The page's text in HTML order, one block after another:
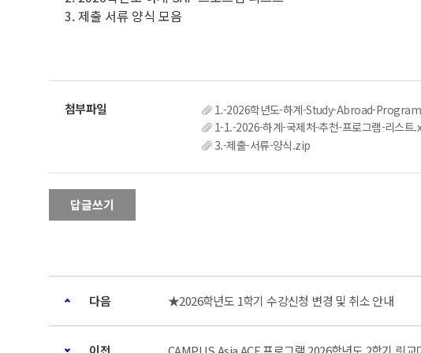
3. 제출 서류 양식 모음
1.-2026학년도-하계-Study-Abroad-
1-1.-2026-하계-국제처-추천-프로그램-리스트
3.-제출-서류-양식.zip
답글쓰기
다음 ★2026학년도 1학기 수강신청 변경 및 취소 안내